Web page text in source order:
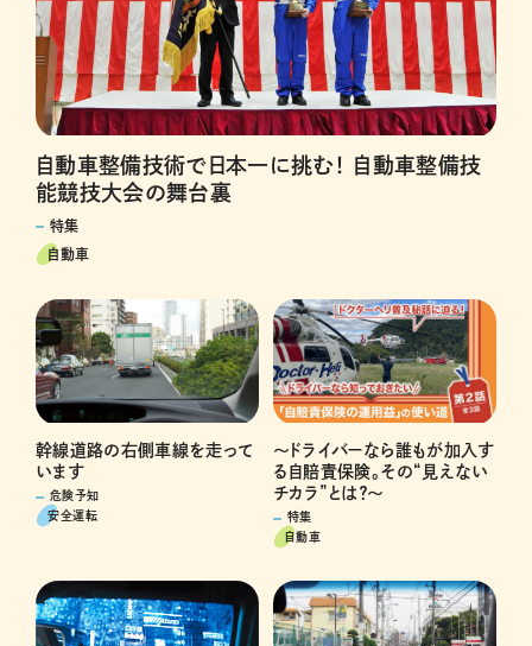
自動車整備技術で日本一に挑む！ 自動車整備技
能競技大会の舞台裏
特集
自動車
幹線道路の右側車線を走って
います
危険予知
安全運転
～ドライバーなら誰もが加入す
る自賠責保険。その“見えない
チカラ”とは？～
特集
自動車